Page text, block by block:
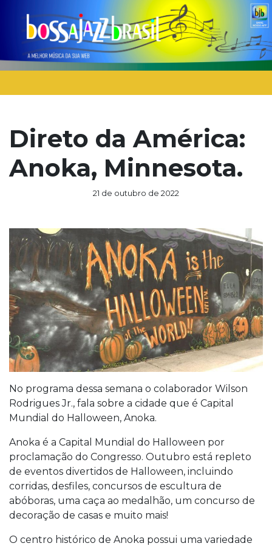
Direto da América:
Anoka, Minnesota.
21 de outubro de 2022
No programa dessa semana o colaborador Wilson
Rodrigues Jr., fala sobre a cidade que é Capital
Mundial do Halloween, Anoka.
Anoka é a Capital Mundial do Halloween por
proclamação do Congresso. Outubro está repleto
de eventos divertidos de Halloween, incluindo
corridas, desfiles, concursos de escultura de
abóboras, uma caça ao medalhão, um concurso de
decoração de casas e muito mais!
O centro histórico de Anoka possui uma variedade